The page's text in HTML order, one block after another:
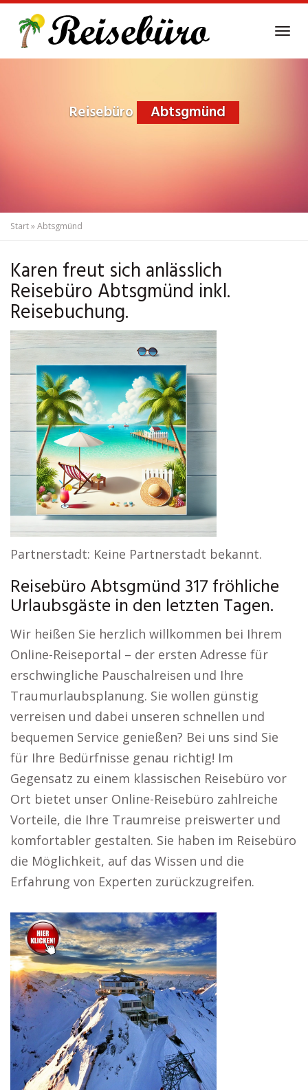
main
Reisebüro Abtsgmünd
Start»Abtsgmünd
Karen freut sich anlässlich
Reisebüro Abtsgmünd inkl.
Reisebuchung.
Partnerstadt: Keine Partnerstadt bekannt.
Reisebüro Abtsgmünd 317 fröhliche
Urlaubsgäste in den letzten Tagen.
Wir heißen Sie herzlich willkommen bei Ihrem
Online-Reiseportal – der ersten Adresse für
erschwingliche Pauschalreisen und Ihre
Traumurlaubsplanung. Sie wollen günstig
verreisen und dabei unseren schnellen und
bequemen Service genießen? Bei uns sind Sie
für Ihre Bedürfnisse genau richtig! Im
Gegensatz zu einem klassischen Reisebüro vor
Ort bietet unser Online-Reisebüro zahlreiche
Vorteile, die Ihre Traumreise preiswerter und
komfortabler gestalten. Sie haben im Reisebüro
die Möglichkeit, auf das Wissen und die
Erfahrung von Experten zurückzugreifen.